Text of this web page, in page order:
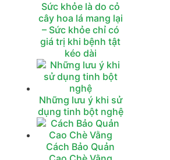
Sức khỏe là do cỏ
cây hoa lá mang lại
– Sức khỏe chỉ có
giá trị khi bệnh tật
kéo dài
Những lưu ý khi sử
dụng tinh bột nghệ
Cách Bảo Quản